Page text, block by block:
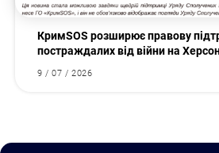
КримSOS розширює правову
постраждалих від війни на
9 / 07 / 2026